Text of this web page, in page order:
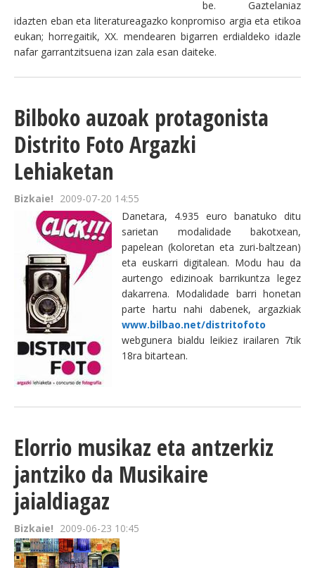
be. Gaztelaniaz
idazten eban eta literatureagazko konpromiso argia eta etikoa
eukan; horregaitik, XX. mendearen bigarren erdialdeko idazle
nafar garrantzitsuena izan zala esan daiteke.
Bilboko auzoak protagonista
Distrito Foto Argazki
Lehiaketan
Bizkaie! 2009-07-20 14:55
Danetara, 4.935 euro banatuko ditu
sarietan modalidade bakotxean,
papelean (koloretan eta zuri-baltzean)
eta euskarri digitalean. Modu hau da
aurtengo edizinoak barrikuntza legez
dakarrena. Modalidade barri honetan
parte hartu nahi dabenek, argazkiak
www.bilbao.net/distritofoto
webgunera bialdu leikiez irailaren 7tik
18ra bitartean.
Elorrio musikaz eta antzerkiz
jantziko da Musikaire
jaialdiagaz
Bizkaie! 2009-06-23 10:45